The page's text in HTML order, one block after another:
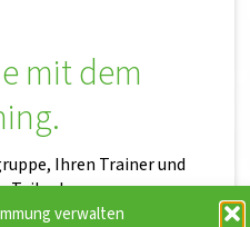
verwalten
mit dem
Ihren Trainer und
Teilnahme
Unterschrift.